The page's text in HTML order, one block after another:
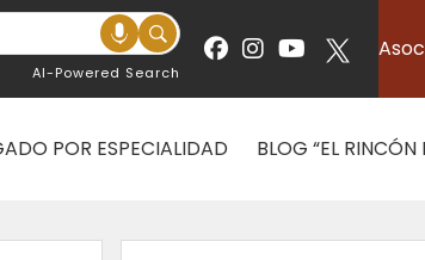
AI-Powered Search
POR ESPECIALIDAD BLOG “EL RINCÓN